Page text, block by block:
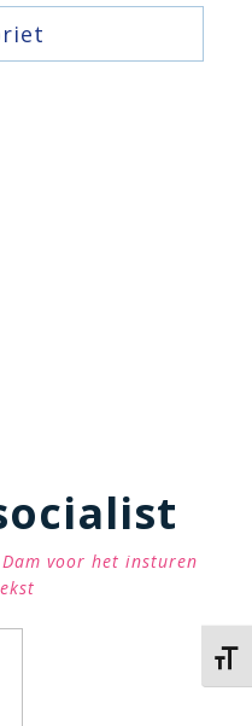
voor het insturen